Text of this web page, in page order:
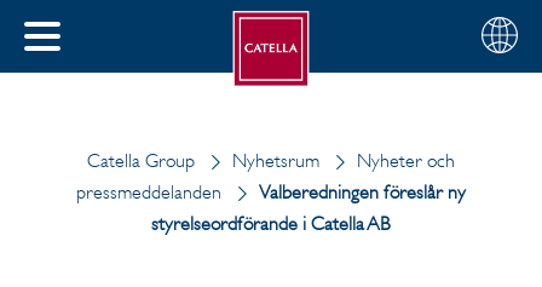
STÄNG
Välj
din
Svenska
Catella Group Nyhetsrum
Nyheter och
pressmeddelanden
Valberedningen föreslår ny
styrelseordförande i Catella AB